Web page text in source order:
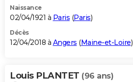
Naissance
02/04/1921 à Paris (Paris)
Décès
12/04/2018 à Angers (Maine-et-Loire)
Louis PLANTET (96 ans)